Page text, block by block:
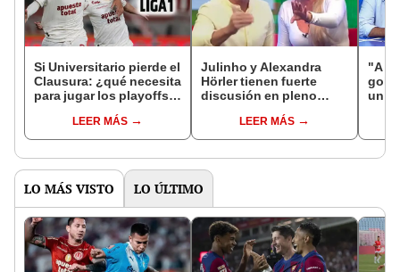
Si Universitario pierde el
Clausura: ¿qué necesita
para jugar los playoffs y
LEER MÁS
Julinho y Alexandra
Hörler tienen fuerte
discusión en pleno
a permitir"LEER MÁS
"A la
gol":
un
LO MÁS VISTO LO ÚLTIMO